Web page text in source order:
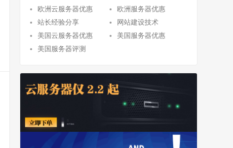
欧洲云服务器优惠
欧洲服务器优惠
站长经验分享
网站建设技术
美国云服务器优惠
美国服务器优惠
美国服务器评测